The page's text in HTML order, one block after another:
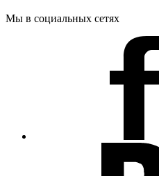
Мы в социальных сетях